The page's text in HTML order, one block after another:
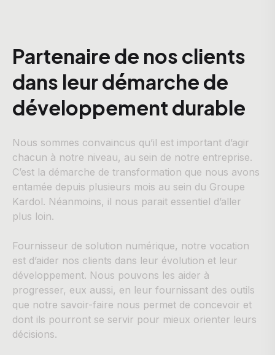
Partenaire de nos clients
dans leur démarche de
développement durable
Nous sommes convaincus qu’il est important d’agir
chacun à notre niveau, au sein de notre entreprise.
C’est la démarche de transformation que nous avons
entamée depuis plusieurs mois au sein du Groupe
Kardol. Néanmoins, il nous parait essentiel d’aller
plus loin.
Fournisseur de solution numérique, notre vocation
est d’aider nos clients dans leur évolution et leur
développement. Nous pouvons les aider à
progresser, eux aussi, en leur fournissant des outils
que notre savoir-faire nous permet de concevoir et
dont ils pourront se servir pour mieux orienter leurs
décisions.